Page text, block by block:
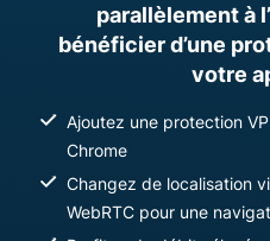
parallèlement à
bénéficier d’une
votre
Ajoutez une protection
Chrome
Changez de localisation
WebRTC pour une